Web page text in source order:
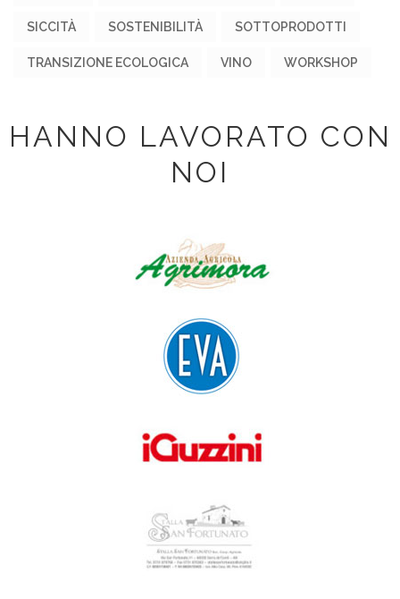
SICCITÀ SOSTENIBILITÀ SOTTOPRODOTTI
TRANSIZIONE ECOLOGICA VINO WORKSHOP
HANNO LAVORATO CON
NOI